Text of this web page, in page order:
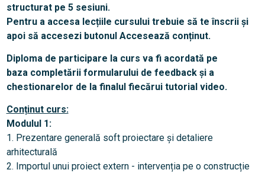
structurat pe 5 sesiuni.
Pentru a accesa lecțiile cursului trebuie să te înscrii și
apoi să accesezi butonul Accesează conținut.
Diploma de participare la curs va fi acordată pe
baza completării formularului de feedback și a
chestionarelor de la finalul fiecărui tutorial video.
Conținut curs:
Modulul 1:
1. Prezentare generală soft proiectare și detaliere
arhitecturală
2. Importul unui proiect extern - intervenția pe o construcție